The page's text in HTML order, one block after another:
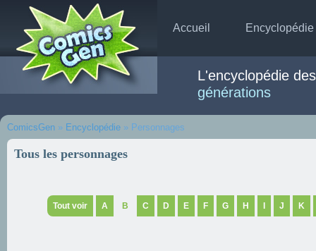
Accueil Encyclopédie
L'encyclopédie
générations
ComicsGen » Encyclopédie » Personnages
Tous les personnages
Tout voir A B C D E F G H J K